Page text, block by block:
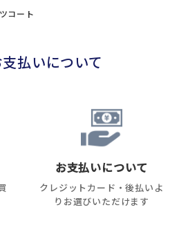
コート
払いについて
お支払いについて
クレジットカード・後払いよ
りお選びいただけます